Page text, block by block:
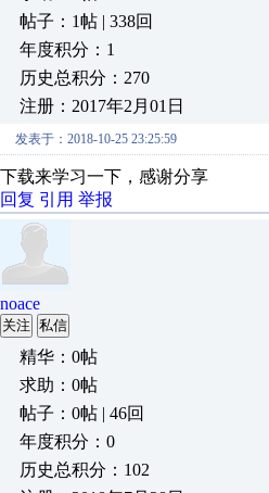
帖子：1帖 | 338回
年度积分：1
历史总积分：270
注册：2017年2月01日
发表于：2018-10-25 23:25:59
下载来学习一下，感谢分享
回复 引用 举报
noace
关注 私信
精华：0帖
求助：0帖
帖子：0帖 | 46回
年度积分：0
历史总积分：102